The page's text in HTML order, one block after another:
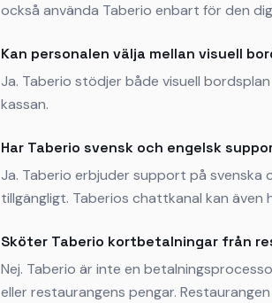
också använda Taberio enbart för den
Kan personalen välja mellan visuell
Ja. Taberio stödjer både visuell
kassan.
Har Taberio svensk och engelsk
Ja. Taberio erbjuder support på
tillgängligt. Taberios chattkanal kan
Sköter Taberio kortbetalningar från
Nej. Taberio är inte en
eller restaurangens pengar.